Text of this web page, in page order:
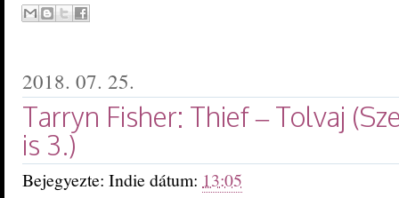
2018. 07. 25.
Tarryn Fisher: Thief ​– Tolvaj
is 3.)
Bejegyezte: Indie dátum: 13:05